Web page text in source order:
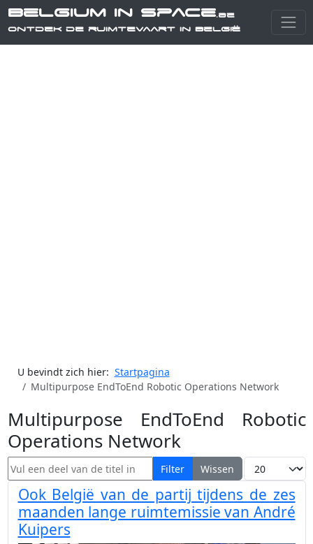
Belgium in Space.be
Ontdek de ruimtevaart in België
U bevindt zich hier: Startpagina
Multipurpose EndToEnd Robotic Operations Network
Multipurpose EndToEnd Robotic
Operations Network
Vul een deel van de titel in Filter Wissen Toon #
Ook België van de partij tijdens de zes
maanden lange ruimtemissie van André
Kuipers